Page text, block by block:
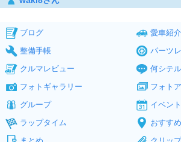
ブログ
愛車紹介
整備手帳
パーツ
クルマレビュー
何シテ
フォトギャラリー
フォト
グループ
イベン
ラップタイム
おすす